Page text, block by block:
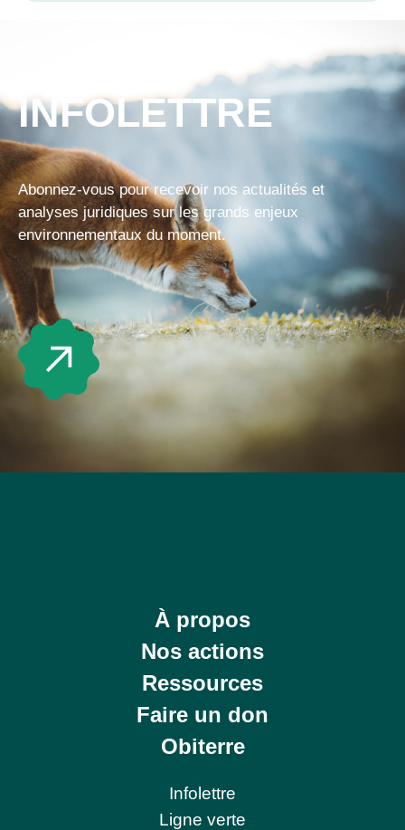
INFOLETTRE
Abonnez-vous pour recevoir nos actualités et
analyses juridiques sur les grands enjeux
environnementaux du moment.
À propos
Nos actions
Ressources
Faire un don
Obiterre
Infolettre
Ligne verte